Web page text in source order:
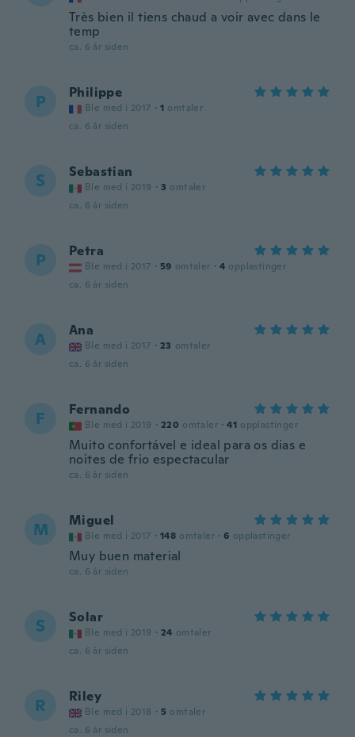
Très bien il tiens chaud a voir avec dans le
temp
ca. 6 år siden
P Philippe
Ble med i 2017 · 1 omtaler
ca. 6 år siden
S Sebastian
Ble med i 2019 · 3 omtaler
ca. 6 år siden
P Petra
Ble med i 2017 · 59 omtaler · 4 opplastinger
ca. 6 år siden
A Ana
Ble med i 2017 · 23 omtaler
ca. 6 år siden
F Fernando
Ble med i 2019 · 220 omtaler · 41 opplastinger
Muito confortável e ideal para os dias e
noites de frio espectacular
ca. 6 år siden
M Miguel
Ble med i 2017 · 148 omtaler · 6 opplastinger
Muy buen material
ca. 6 år siden
S Solar
Ble med i 2019 · 24 omtaler
ca. 6 år siden
R Riley
Ble med i 2018 · 5 omtaler
ca. 6 år siden